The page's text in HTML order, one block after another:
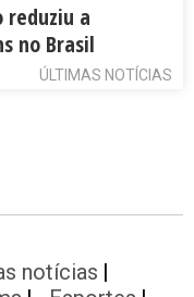
reduziu a
no Brasil
ÚLTIMAS NOTÍCIAS
notícias